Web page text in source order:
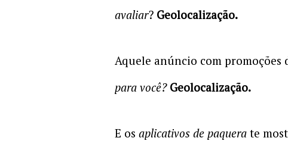
avaliar? Geolocalização.
Aquele anúncio com promoções
para você? Geolocalização.
E os aplicativos de paquera te